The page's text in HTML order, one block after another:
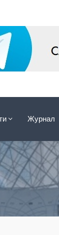
Журнал